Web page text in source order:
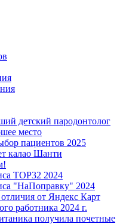
детский пародонтолог
место
пациентов 2025
калао Шанти
TOP32 2024
"НаПоправку" 2024
от Яндекс Карт
работника 2024 г.
получила почетные